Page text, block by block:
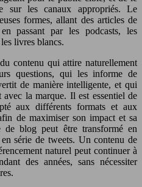
sur les canaux appropriés. Le
formes, allant des articles de
passant par les podcasts, les
livres blancs.
contenu qui attire naturellement
questions, qui les informe de
de manière intelligente, et qui
avec la marque. Il est essentiel de
aux différents formats et aux
de maximiser son impact et sa
de blog peut être transformé en
série de tweets. Un contenu de
naturel peut continuer à
des années, sans nécessiter